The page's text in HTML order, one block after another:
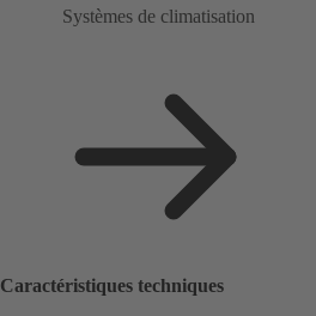
Systèmes de climatisation
Caractéristiques techniques